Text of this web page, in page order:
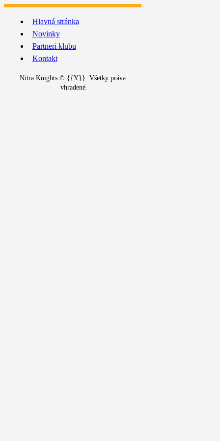
Hlavná stránka
Novinky
Partneri klubu
Kontakt
Nitra Knights © {{Y}}. Všetky práva
vhradené